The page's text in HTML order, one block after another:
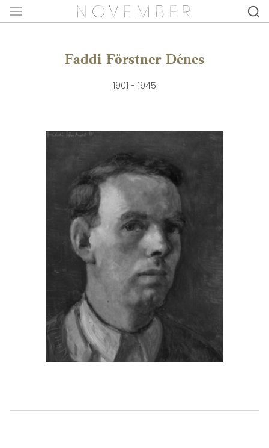
Faddi Förstner Dénes
1901 - 1945